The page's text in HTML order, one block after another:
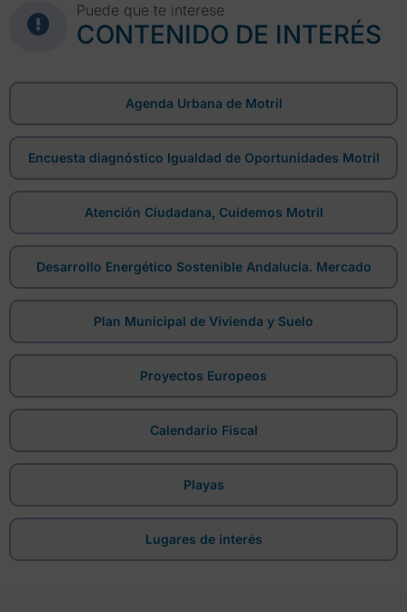
Puede que te interese
CONTENIDO DE INTERÉS
Agenda Urbana de Motril
Encuesta diagnóstico Igualdad de Oportunidades Motril
Atención Ciudadana, Cuidemos Motril
Desarrollo Energético Sostenible Andalucía. Mercado
Plan Municipal de Vivienda y Suelo
Proyectos Europeos
Calendario Fiscal
Playas
Lugares de interés